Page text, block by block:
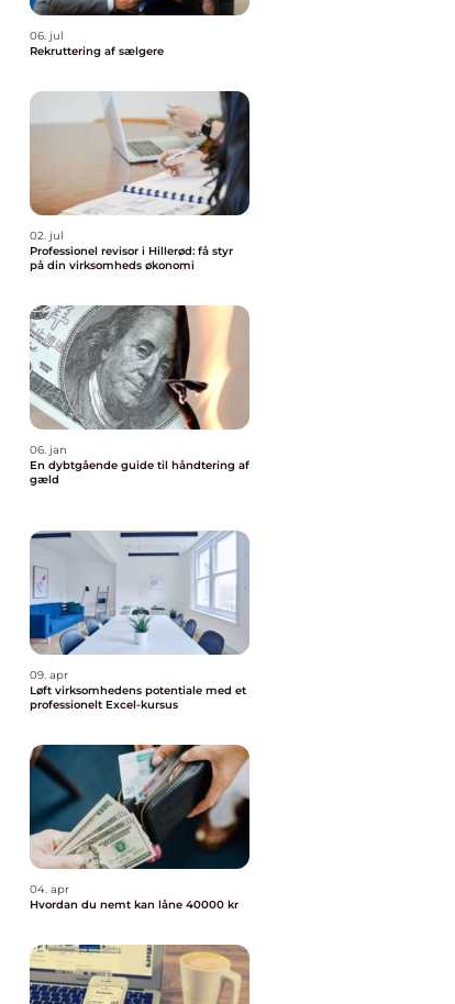
06. jul
Rekruttering af sælgere
02. jul
Professionel revisor i Hillerød: få styr
på din virksomheds økonomi
06. jan
En dybtgående guide til håndtering af
gæld
09. apr
Løft virksomhedens potentiale med et
professionelt Excel-kursus
04. apr
Hvordan du nemt kan låne 40000 kr